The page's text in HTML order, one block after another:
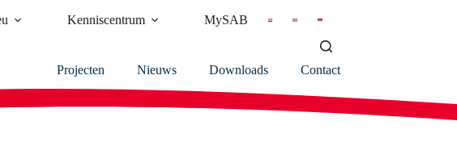
Kenniscentrum MySAB
Projecten Nieuws Downloads Contact